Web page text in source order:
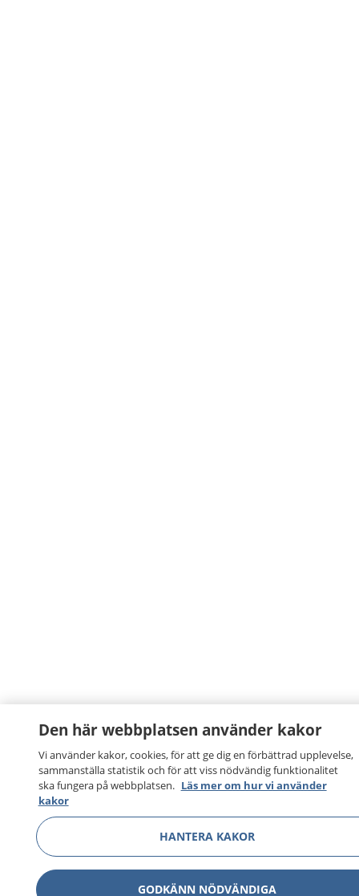
1177–tryggt om din hälsa och vård
På 1177.se får du råd om hälsa och information om
sjukdomar och vilka mottagningar du kan kontakta.
Logga in för att läsa din journal och göra dina
vårdärenden. Ring telefonnummer 1177 för
sjukvårdsrådgivning dygnet runt.
1177 ger dig råd när du vill må bättre.
Den här webbplatsen använder kakor
Vi använder kakor, cookies, för att ge dig en förbättrad upplevelse,
sammanställa statistik och för att viss nödvändig funktionalitet
ska fungera på webbplatsen. Läs mer om hur vi använder
kakor
HANTERA KAKOR
GODKÄNN NÖDVÄNDIGA